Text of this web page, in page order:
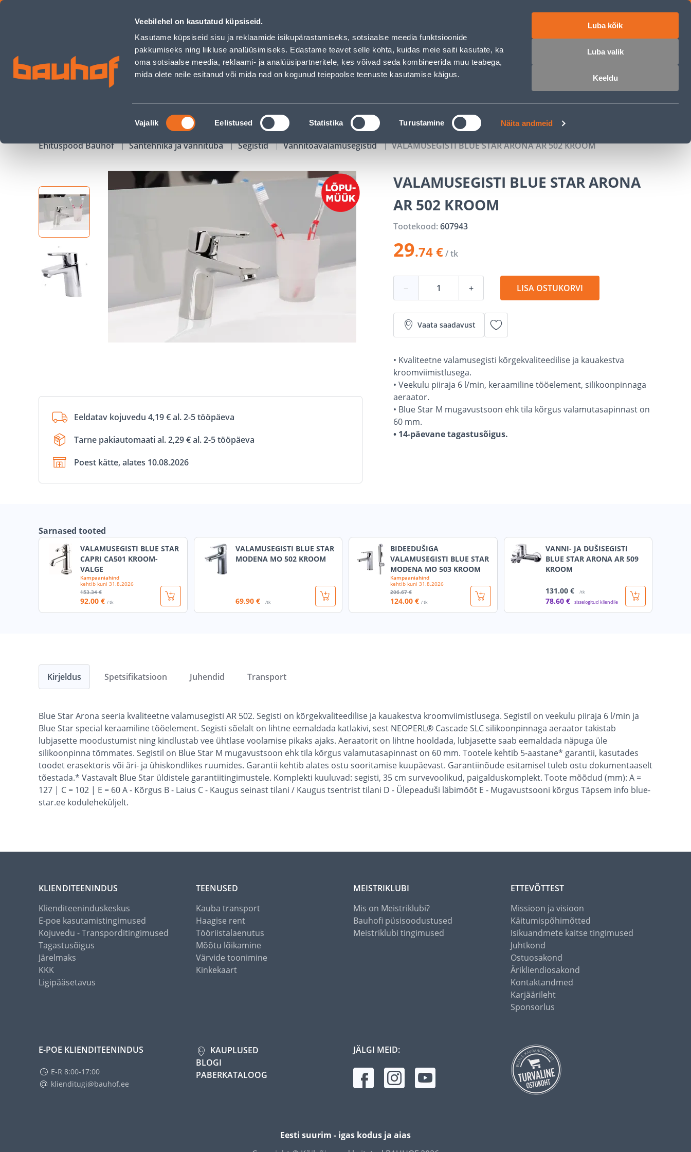
Veebilehel on kasutatud küpsiseid.
Kasutame küpsiseid sisu ja reklaamide isikupärastamiseks, sotsiaalse meedia funktsioonide
pakkumiseks ning liikluse analüüsimiseks. Edastame teavet selle kohta, kuidas meie saiti kasutate, ka
oma sotsiaalse meedia, reklaami- ja analüüsipartneritele, kes võivad seda kombineerida muu teabega,
mida olete neile esitanud või mida nad on kogunud teiepoolse teenuste kasutamise käigus.
Nõusoleku
valik
Vajalik Eelistused Statistika Turustamine Näita andmeid
Luba kõik
Luba valik
Keeldu
VALAMUSEGISTI BLUE STAR ARONA AR 502 KROOM - Bauhof has loaded
Äriklienditeenindus Klienditeenindus Teenused Karjäärileht
OTSI Logi sisse
KAMPAANIAD KATALOOGID TÖÖRIISTALAENUTUS JÄRELMAKS
Ehituspood Bauhof Santehnika ja vannituba Segistid Vannitoavalamusegistid VALAMUSEGISTI BLUE STAR ARONA AR 502 KROOM
Eeldatav kojuvedu 4,19 € al. 2-5 tööpäeva
Tarne pakiautomaati al. 2,29 € al. 2-5 tööpäeva
Poest kätte, alates 10.08.2026
VALAMUSEGISTI BLUE STAR ARONA
AR 502 KROOM
Tootekood:607943
29.74 €/ tk
− + LISA OSTUKORVI
Vaata saadavust
• Kvaliteetne valamusegisti kõrgekvaliteedilise ja kauakestva
kroomviimistlusega.
• Veekulu piiraja 6 l/min, keraamiline tööelement, silikoonpinnaga
aeraator.
• Blue Star M mugavustsoon ehk tila kõrgus valamutasapinnast on
60 mm.
• 14-päevane tagastusõigus.
Sarnased tooted
VALAMUSEGISTI BLUE STAR
CAPRI CA501 KROOM-
VALGE
Kampaaniahind
kehtib kuni 31.8.2026
153.34 €
92.00 € / tk
VALAMUSEGISTI BLUE STAR
MODENA MO 502 KROOM
69.90 € /tk
BIDEEDUŠIGA
VALAMUSEGISTI BLUE STAR
MODENA MO 503 KROOM
Kampaaniahind
kehtib kuni 31.8.2026
206.67 €
124.00 € / tk
VANNI- JA DUŠISEGISTI
BLUE STAR ARONA AR 509
KROOM
131.00 € /tk
78.60 € sisselogitud kliendile
Kirjeldus
Blue Star Arona seeria kvaliteetne valamusegisti AR 502. Segisti on kõrgekvaliteedilise ja kauakestva kroomviimistlusega. Segistil on veekulu piiraja 6 l/min ja
Blue Star special keraamiline tööelement. Segisti sõelalt on lihtne eemaldada katlakivi, sest NEOPERL® Cascade SLC silikoonpinnaga aeraator takistab
lubjasette moodustumist ning kindlustab vee ühtlase voolamise pikaks ajaks. Aeraatorit on lihtne hooldada, lubjasette saab eemaldada näpuga üle
silikoonpinna tõmmates. Segistil on Blue Star M mugavustsoon ehk tila kõrgus valamutasapinnast on 60 mm. Tootele kehtib 5-aastane* garantii, kasutades
toodet erasektoris või äri- ja ühiskondlikes ruumides. Garantii kehtib alates ostu sooritamise kuupäevast. Garantiinõude esitamisel tuleb ostu dokumentaaselt
tõestada.* Vastavalt Blue Star üldistele garantiitingimustele. Komplekti kuuluvad: segisti, 35 cm survevoolikud, paigalduskomplekt. Toote mõõdud (mm): A =
127 | C = 102 | E = 60 A - Kõrgus B - Laius C - Kaugus seinast tilani / Kaugus tsentrist tilani D - Ülepeaduši läbimõõt E - Mugavustsooni kõrgus Täpsem info blue-
star.ee koduleheküljelt.
Spetsifikatsioon Juhendid Transport
KLIENDITEENINDUS
Klienditeeninduskeskus
E-poe kasutamistingimused
Kojuvedu - Transporditingimused
Tagastusõigus
Järelmaks
KKK
Ligipääsetavus
TEENUSED
Kauba transport
Haagise rent
Tööriistalaenutus
Mõõtu lõikamine
Värvide toonimine
Kinkekaart
MEISTRIKLUBI
Mis on Meistriklubi?
Bauhofi püsisoodustused
Meistriklubi tingimused
ETTEVÕTTEST
Missioon ja visioon
Käitumispõhimõtted
Isikuandmete kaitse tingimused
Juhtkond
Ostuosakond
Ärikliendiosakond
Kontaktandmed
Karjäärileht
Sponsorlus
E-POE KLIENDITEENINDUS
E-R 8:00-17:00
klienditugi@bauhof.ee
KAUPLUSED
BLOGI
PABERKATALOOG
JÄLGI MEID:
Eesti suurim - igas kodus ja aias